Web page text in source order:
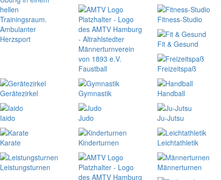
Ambulanter
Herzsport
Faustball
Fitness-Studio
Fit & Gesund
Freizeitspaß
Gerätezirkel Gymnastik Handball
Iaido Judo Ju-Jutsu
Karate Kinderturnen Leichtathletik
Leistungsturnen Männerturnen